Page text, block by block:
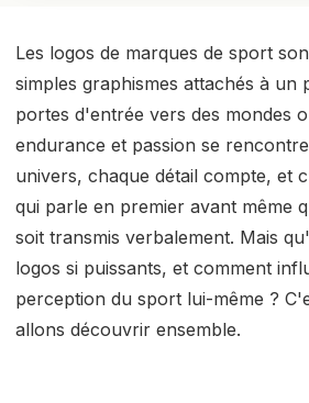
Les logos de marques de sport
simples graphismes attachés à un
portes d'entrée vers des mondes
endurance et passion se
univers, chaque détail compte, et
qui parle en premier avant même
soit transmis verbalement. Mais
logos si puissants, et comment
perception du sport lui-même ?
allons découvrir ensemble.